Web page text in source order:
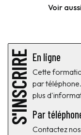
Voir
S'INSCRIRE En ligne
Cette
par
plus
Par
Contactez